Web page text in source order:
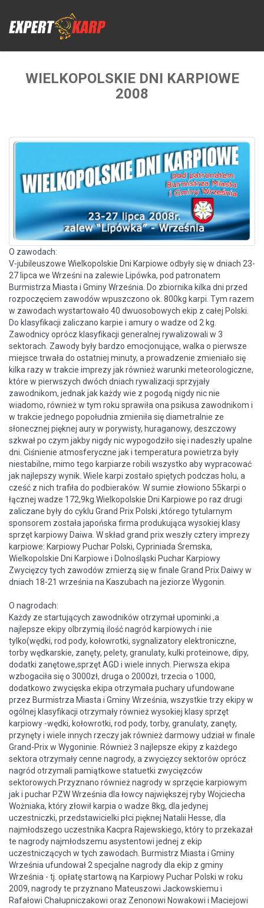
WIELKOPOLSKIE DNI KARPIOWE
2008
O zawodach:
V-jubileuszowe Wielkopolskie Dni Karpiowe odbyły się w dniach 23-
27 lipca we Wrześni na zalewie Lipówka, pod patronatem
Burmistrza Miasta i Gminy Września. Do zbiornika kilka dni przed
rozpoczęciem zawodów wpuszczono ok. 800kg karpi. Tym razem
w zawodach wystartowało 40 dwuosobowych ekip z całej Polski.
Do klasyfikacji zaliczano karpie i amury o wadze od 2 kg.
Zawodnicy oprócz klasyfikacji generalnej rywalizowali w 3
sektorach. Zawody były bardzo emocjonujące, walka o pierwsze
miejsce trwała do ostatniej minuty, a prowadzenie zmieniało się
kilka razy w trakcie imprezy jak również warunki meteorologiczne,
które w pierwszych dwóch dniach rywalizacji sprzyjały
zawodnikom, jednak jak każdy wie z pogodą nigdy nic nie
wiadomo, również w tym roku sprawiła ona psikusa zawodnikom i
w trakcie jednego popołudnia zmieniła się diametralnie ze
słonecznej pięknej aury w porywisty, huraganowy, deszczowy
szkwał po czym jakby nigdy nic wypogodziło się i nadeszły upalne
dni. Ciśnienie atmosferyczne jak i temperatura powietrza były
niestabilne, mimo tego karpiarze robili wszystko aby wypracować
jak najlepszy wynik. Wiele karpi zostało spiętych podczas holu, a
cześć z nich trafiła do podbieraków. W sumie złowiono 55karpi o
łącznej wadze 172,9kg.Wielkopolskie Dni Karpiowe po raz drugi
zaliczane były do cyklu Grand Prix Polski ,którego tytularnym
sponsorem została japońska firma produkująca wysokiej klasy
sprzęt karpiowy Daiwa. W skład grand prix weszły cztery imprezy
karpiowe: Karpiowy Puchar Polski, Cypriniada Śremska,
Wielkopolskie Dni Karpiowe i Dolnośląski Puchar Karpiowy
Zwycięzcy tych zawodów zmierzą się w finale Grand Prix Daiwy w
dniach 18-21 września na Kaszubach na jeziorze Wygonin.
O nagrodach:
Każdy ze startujących zawodników otrzymał upominki ,a
najlepsze ekipy olbrzymią ilość nagród karpiowych i nie
tylko(wędki, rod pody, kołowrotki, sygnalizatory elektroniczne,
torby wędkarskie, zanęty, pelety, granulaty, kulki proteinowe, dipy,
dodatki zanętowe,sprzęt AGD i wiele innych. Pierwsza ekipa
wzbogaciła się o 3000zł, druga o 2000zł, trzecia o 1000,
dodatkowo zwycięska ekipa otrzymała puchary ufundowane
przez Burmistrza Miasta i Gminy Września, wszystkie trzy ekipy w
ogólnej klasyfikacji otrzymały również wysokiej klasy sprzęt
karpiowy -wędki, kołowrotki, rod pody, torby, granulaty, zanęty,
przynęty i wiele innych rzeczy jak również darmowy udział w finale
Grand-Prix w Wygoninie. Również 3 najlepsze ekipy z każdego
sektora otrzymały cenne nagrody, a zwycięzcy sektorów oprócz
nagród otrzymali pamiątkowe statuetki zwycięzców
sektorowych.Przyznano również nagrody w sprzęcie karpiowym
jak i puchar PZW Września dla łowcy największej ryby Wojciecha
Wożniaka, który złowił karpia o wadze 8kg, dla jedynej
uczestniczki, przedstawicielki płci pięknej Natalii Hesse, dla
najmłodszego uczestnika Kacpra Rajewskiego, który to przekazał
te nagrody najmłodszemu asystentowi jednej z ekip
uczestniczących w tych zawodach. Burmistrz Miasta i Gminy
Września ufundował 2 specjalne nagrody dla ekip z gminy
Września - tj. opłatę startową na Karpiowy Puchar Polski w roku
2009, nagrody te przyznano Mateuszowi Jackowskiemu i
Rafałowi Chałupniczakowi oraz Zenonowi Nowakowi i Maciejowi